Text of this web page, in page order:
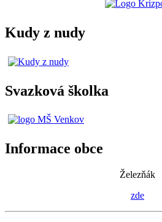
Kudy z nudy
Svazková školka
Informace obce
Železňák
zde